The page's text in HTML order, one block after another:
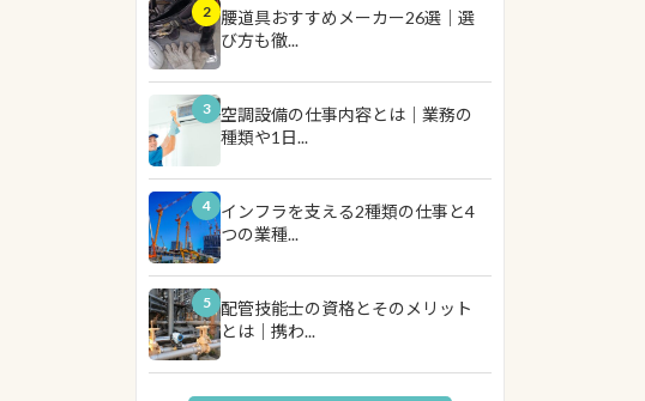
2
腰道具おすすめメーカー26選｜選
び方も徹...
3
空調設備の仕事内容とは｜業務の
種類や1日...
4
インフラを支える2種類の仕事と4
つの業種...
5 配管技能士の資格とそのメリット
とは｜携わ...